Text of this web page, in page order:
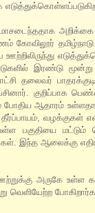
அறிக்கை
கோவிலூர்
இரண்டு
தலைவர்
குறிப்பாக
போதிய ஆதாரம்
தீர்ப்பாயம்,
பகுதியை மட்டும்
இந்த ஆலைக்கு
அருகே உள்ள
வெளியேற்ற